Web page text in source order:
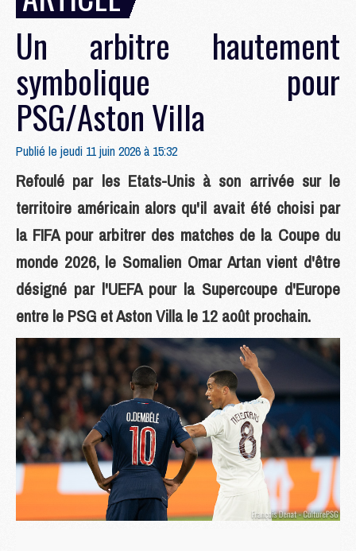
Un arbitre hautement
symbolique pour
PSG/Aston Villa
Publié le jeudi 11 juin 2026 à 15:32
Refoulé par les Etats-Unis à son arrivée sur le
territoire américain alors qu'il avait été choisi par
la FIFA pour arbitrer des matches de la Coupe du
monde 2026, le Somalien Omar Artan vient d'être
désigné par l'UEFA pour la Supercoupe d'Europe
entre le PSG et Aston Villa le 12 août prochain.